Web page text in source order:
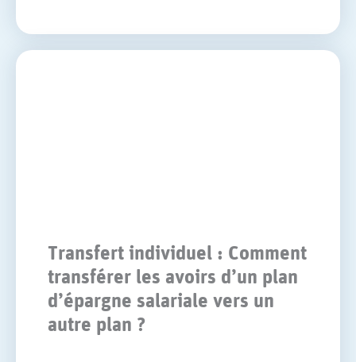
Transfert individuel : Comment
transférer les avoirs d’un plan
d’épargne salariale vers un
autre plan ?